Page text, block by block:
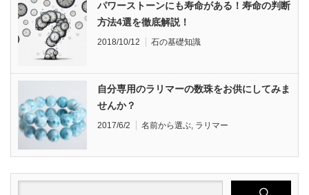
パワーストーンにも寿命がある！寿命の判断
方法4選を徹底解説！
2018/10/12 石の基礎知識
自分専用のラリマーの数珠をお供にしてみま
せんか？
2017/6/2 名前から選ぶ, ラリマー